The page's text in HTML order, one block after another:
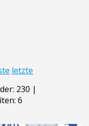
letzte
230 |
6